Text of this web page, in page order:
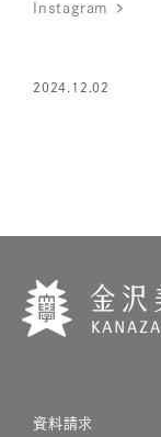
Instagram
2024.12.02
資料請求